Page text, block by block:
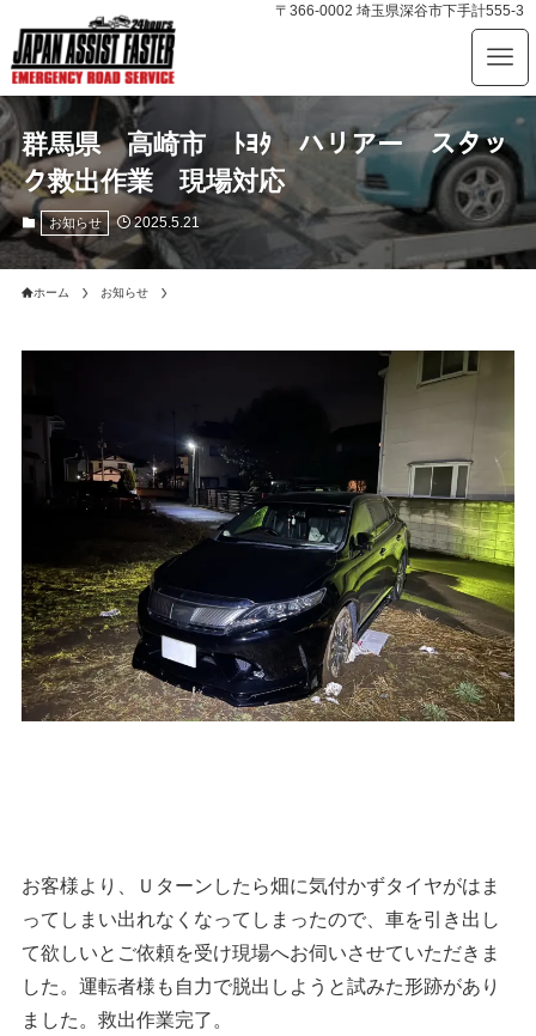
〒366-0002 埼玉県深谷市下手計555-3
群馬県 高崎市 ﾄﾖﾀ ハリアー スタッ
ク救出作業 現場対応
お知らせ 2025.5.21
ホーム お知らせ
お客様より、Ｕターンしたら畑に気付かずタイヤがはま
ってしまい出れなくなってしまったので、車を引き出し
て欲しいとご依頼を受け現場へお伺いさせていただきま
した。運転者様も自力で脱出しようと試みた形跡があり
ました。救出作業完了。